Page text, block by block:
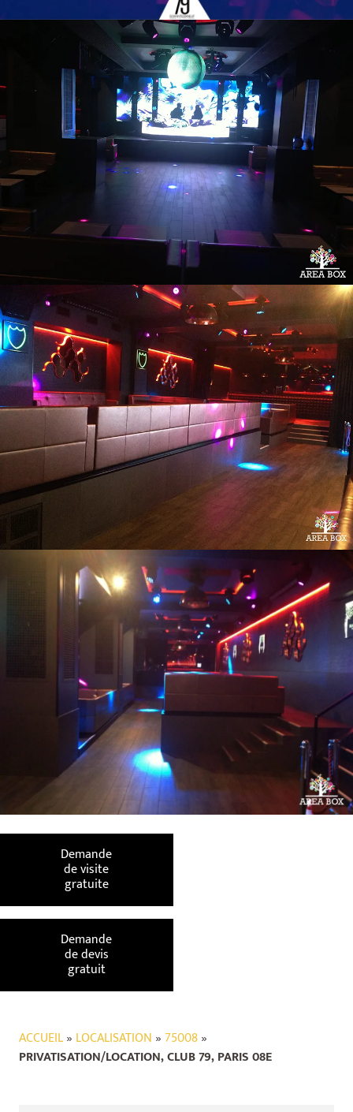
Demande
de visite
gratuite
Demande
de devis
gratuit
ACCUEIL» LOCALISATION » 75008»
PRIVATISATION/LOCATION, CLUB 79, PARIS 08E